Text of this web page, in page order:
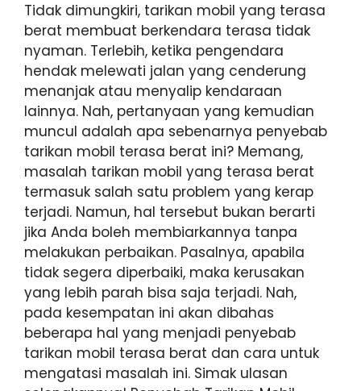
Tidak dimungkiri, tarikan mobil yang terasa
berat membuat berkendara terasa tidak
nyaman. Terlebih, ketika pengendara
hendak melewati jalan yang cenderung
menanjak atau menyalip kendaraan
lainnya. Nah, pertanyaan yang kemudian
muncul adalah apa sebenarnya penyebab
tarikan mobil terasa berat ini? Memang,
masalah tarikan mobil yang terasa berat
termasuk salah satu problem yang kerap
terjadi. Namun, hal tersebut bukan berarti
jika Anda boleh membiarkannya tanpa
melakukan perbaikan. Pasalnya, apabila
tidak segera diperbaiki, maka kerusakan
yang lebih parah bisa saja terjadi. Nah,
pada kesempatan ini akan dibahas
beberapa hal yang menjadi penyebab
tarikan mobil terasa berat dan cara untuk
mengatasi masalah ini. Simak ulasan